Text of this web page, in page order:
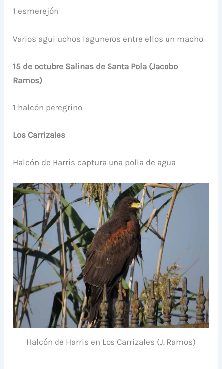
1 esmerejón
Varios aguiluchos laguneros entre ellos un macho
15 de octubre Salinas de Santa Pola (Jacobo
Ramos)
1 halcón peregrino
Los Carrizales
Halcón de Harris captura una polla de agua
Halcón de Harris en Los Carrizales (J. Ramos)